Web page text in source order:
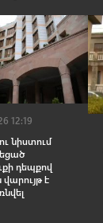
12:19
նիստում
դեպքով
է